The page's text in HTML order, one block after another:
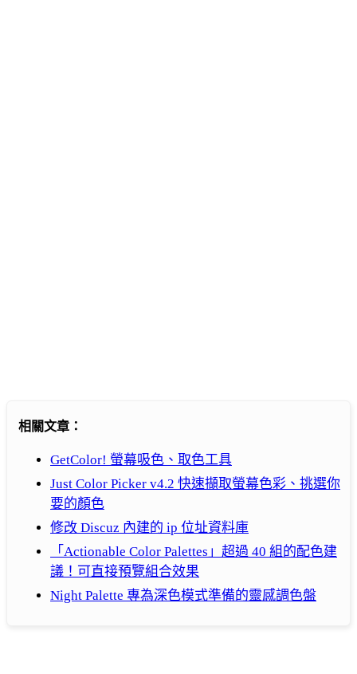
相關文章：
GetColor! 螢幕吸色、取色工具
Just Color Picker v4.2 快速擷取螢幕色彩、挑選你
要的顏色
修改 Discuz 內建的 ip 位址資料庫
「Actionable Color Palettes」超過 40 組的配色建
議！可直接預覽組合效果
Night Palette 專為深色模式準備的靈感調色盤